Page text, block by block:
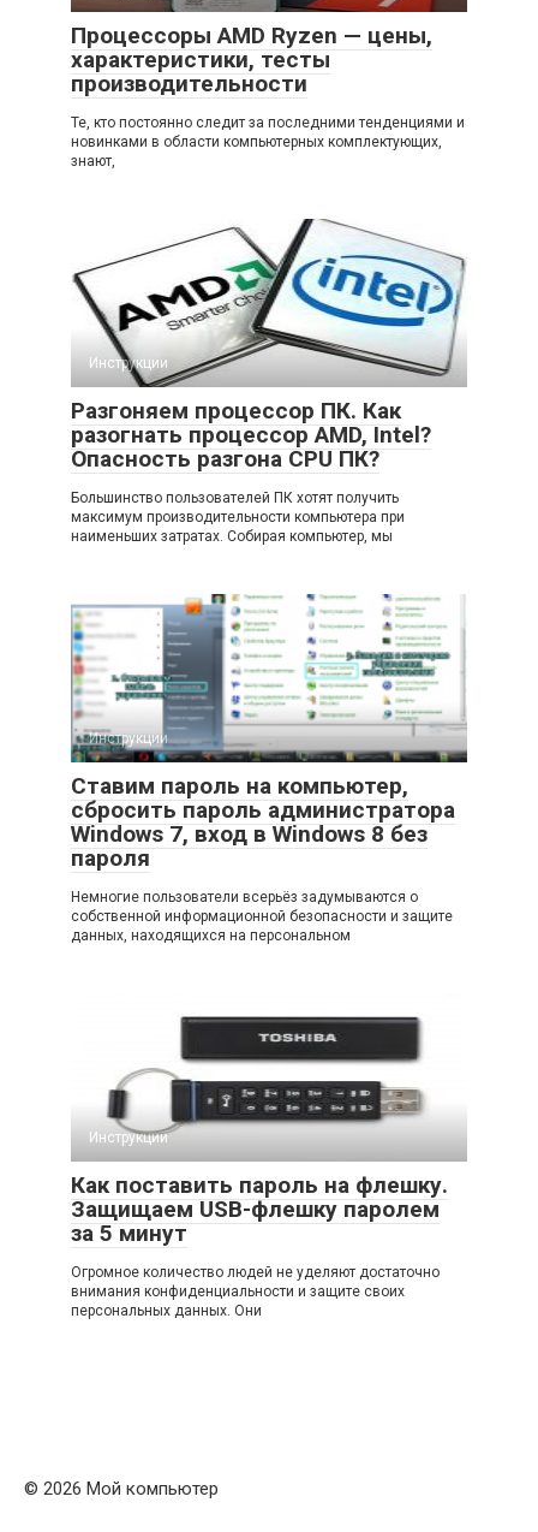
Процессоры AMD Ryzen — цены,
характеристики, тесты
производительности
Те, кто постоянно следит за последними тенденциями и
новинками в области компьютерных комплектующих,
знают,
Инструкции
Разгоняем процессор ПК. Как
разогнать процессор AMD, Intel?
Опасность разгона CPU ПК?
Большинство пользователей ПК хотят получить
максимум производительности компьютера при
наименьших затратах. Собирая компьютер, мы
Инструкции
Ставим пароль на компьютер,
сбросить пароль администратора
Windows 7, вход в Windows 8 без
пароля
Немногие пользователи всерьёз задумываются о
собственной информационной безопасности и защите
данных, находящихся на персональном
Инструкции
Как поставить пароль на флешку.
Защищаем USB-флешку паролем
за 5 минут
Огромное количество людей не уделяют достаточно
внимания конфиденциальности и защите своих
персональных данных. Они
© 2026 Мой компьютер